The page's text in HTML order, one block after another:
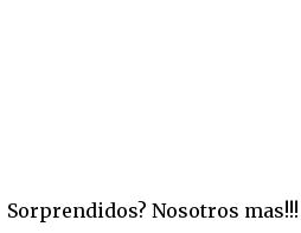
Sorprendidos? Nosotros mas!!!